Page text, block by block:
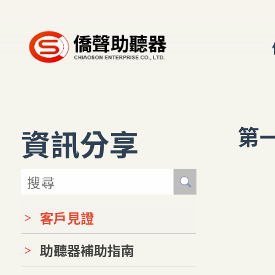
資訊分享
客戶見證
助聽器補助指南
第